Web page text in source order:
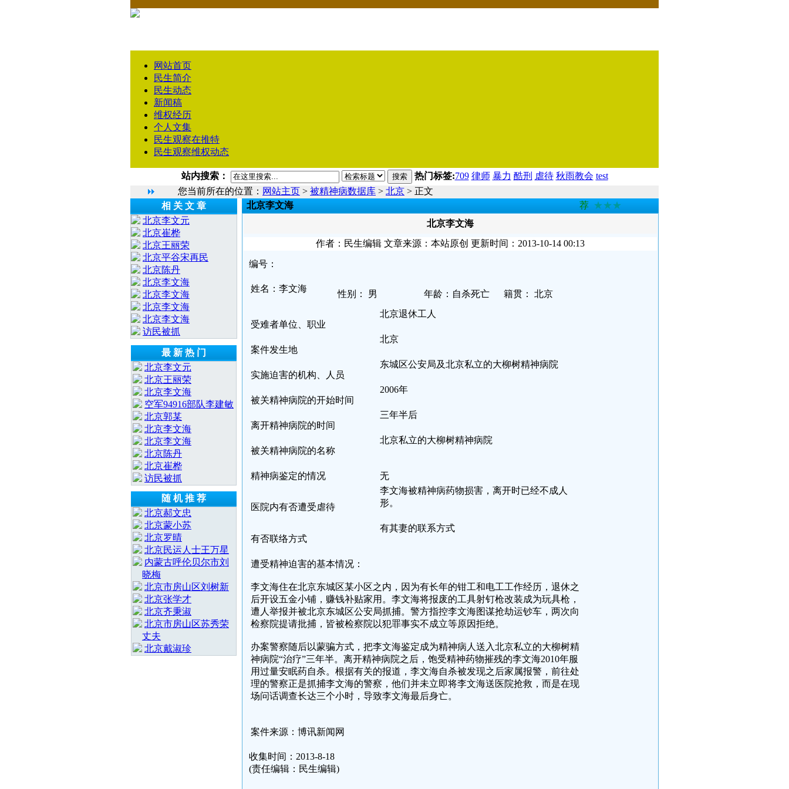
网站首页
民生简介
民生动态
新闻稿
维权经历
个人文集
民生观察在推特
民生观察维权动态
站内搜索： 搜索 热门标签:709 律师 暴力 酷刑 虐待 秋雨教会 test
您当前所在的位置： 网站主页 > 被精神病数据库 > 北京 > 正文
相 关 文 章
北京李文元
北京崔桦
北京王丽荣
北京平谷宋再民
北京陈丹
北京李文海
北京李文海
北京李文海
北京李文海
访民被抓
最 新 热 门
北京李文元
北京王丽荣
北京李文海
空军94916部队李建敏
北京郭某
北京李文海
北京李文海
北京陈丹
北京崔桦
访民被抓
随 机 推 荐
北京郝文忠
北京蒙小苏
北京罗晴
北京民运人士王万星
内蒙古呼伦贝尔市刘
晓梅
北京市房山区刘树新
北京张学才
北京齐秉淑
北京市房山区苏秀荣
丈夫
北京戴淑珍
北京李文海 荐 ★★★
北京李文海
作者：民生编辑 文章来源：本站原创 更新时间：2013-10-14 00:13
编号：
姓名：李文海
性别： 男 年龄：自杀死亡 籍贯： 北京
受难者单位、职业
北京退休工人
案件发生地
北京
实施迫害的机构、人员
东城区公安局及北京私立的大柳树精神病院
被关精神病院的开始时间
2006年
离开精神病院的时间
三年半后
被关精神病院的名称
北京私立的大柳树精神病院
精神病鉴定的情况 无
医院内有否遭受虐待
李文海被精神病药物损害，离开时已经不成人
形。
有否联络方式
有其妻的联系方式
遭受精神迫害的基本情况：
李文海住在北京东城区某小区之内，因为有长年的钳工和电工工作经历，退休之
后开设五金小铺，赚钱补贴家用。李文海将报废的工具射钉枪改装成为玩具枪，
遭人举报并被北京东城区公安局抓捕。警方指控李文海图谋抢劫运钞车，两次向
检察院提请批捕，皆被检察院以犯罪事实不成立等原因拒绝。
办案警察随后以蒙骗方式，把李文海鉴定成为精神病人送入北京私立的大柳树精
神病院“治疗”三年半。离开精神病院之后，饱受精神药物摧残的李文海2010年服
用过量安眠药自杀。根据有关的报道，李文海自杀被发现之后家属报警，前往处
理的警察正是抓捕李文海的警察，他们并未立即将李文海送医院抢救，而是在现
场问话调查长达三个小时，导致李文海最后身亡。
案件来源：博讯新闻网
收集时间：2013-8-18
(责任编辑：民生编辑)